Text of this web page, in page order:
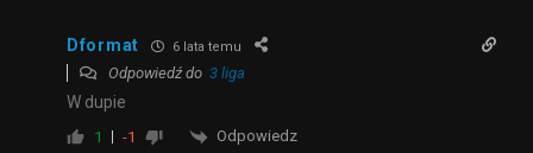
Dformat 6 lata temu
Odpowiedź do 3 liga
W dupie
1 -1 Odpowiedz